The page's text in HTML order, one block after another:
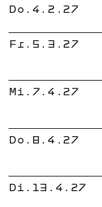
Do.4.2.27
Fr.5.3.27
Mi.7.4.27
Do.8.4.27
Di.13.4.27